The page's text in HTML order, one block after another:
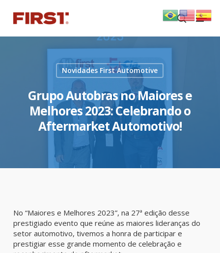
main
content
search
Menu
Novidades First Automotive
Grupo Autobras no Maiores e
Melhores 2023: Celebrando o
Aftermarket Automotivo!
No “Maiores e Melhores 2023”, na 27ª edição desse
prestigiado evento que reúne as maiores lideranças do
setor automotivo, tivemos a honra de participar e
prestigiar esse grande momento de celebração e